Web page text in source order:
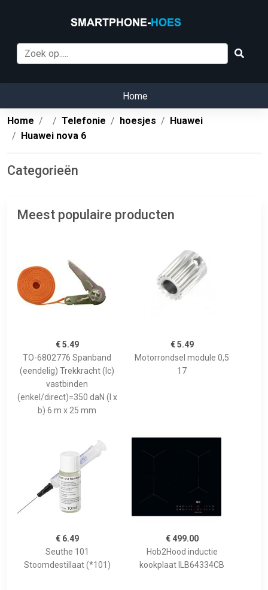
Home
Home Telefonie hoesjes
Huawei
Huawei nova 6
Categorieën
Meest populaire producten
€ 5.49
TO-6802776 Spanband
(eendelig) Trekkracht (lc)
vastbinden
(enkel/direct)=350 daN (l x
b) 6 m x 25 mm
€ 5.49
Motorrondsel module 0,5
17
€ 6.49
Seuthe 101
Stoomdestillaat (*101)
€ 499.00
Hob2Hood inductie
kookplaat ILB64334CB